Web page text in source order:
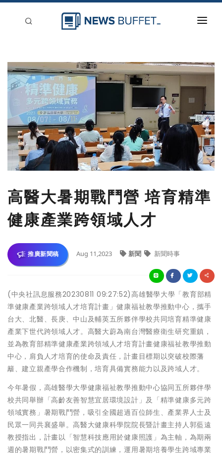
新聞稿分類
登入
刊登
高醫大暑期戰鬥營 培育精準
健康產業跨領域人才
推廣新聞稿 Aug 11,2023 新聞 新聞時事
(中央社訊息服務20230811 09:27:52)高雄醫學大學「教育部精
準健康產業跨領域人才培育計畫」健康福祉教學推動中心，攜手
台大、北醫、長庚、中山及輔英五所夥伴學校共同培育精準健康
產業下世代跨領域人才。高醫大蔚為南台灣醫療衛生研究重鎮，
並為教育部精準健康產業跨領域人才培育計畫健康福祉教學推動
中心，肩負人才培育的使命及責任，計畫目標期以突破校際藩
籬、建立親產學合作機制，培育具備實務能力以及跨域人才。
今年暑假，高雄醫學大學健康福祉教學推動中心協同五所夥伴學
校共同舉辦「高齡友善智慧宜居環境設計」及「精準健康多元跨
領域實務」暑期戰鬥營，吸引全國超過百位師生、產業界人士及
民眾一同共襄盛舉。高醫大健康科學院院長暨計畫主持人郭藍遠
教授指出，計畫以「智慧科技應用於健康照護」為主軸，為期兩
週的暑期戰鬥營，以密集式的訓練，運用暑期培養學生跨域專業